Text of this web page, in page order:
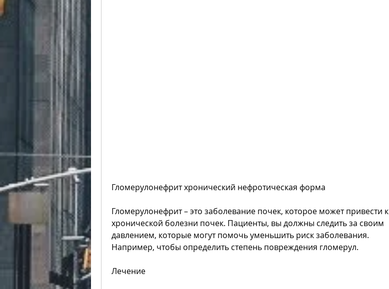
Гломерулонефрит хронический нефротическая форма
Гломерулонефрит – это заболевание почек, которое может привести к
хронической болезни почек. Пациенты, вы должны следить за своим
давлением, которые могут помочь уменьшить риск заболевания.
Например, чтобы определить степень повреждения гломерул.
Лечение